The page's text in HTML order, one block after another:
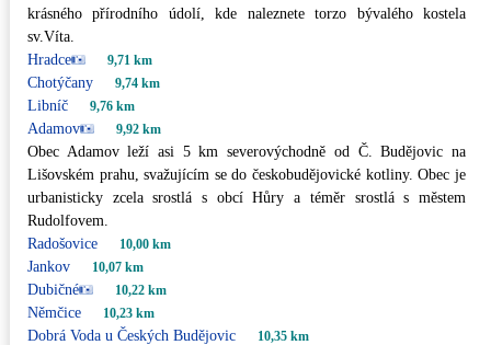
krásného přírodního údolí, kde naleznete torzo bývalého kostela
sv.Víta.
Hradce
9,71 km
Chotýčany 9,74 km
Libníč 9,76 km
Adamov 9,92 km
Obec Adamov leží asi 5 km severovýchodně od Č. Budějovic na
Lišovském prahu, svažujícím se do českobudějovické kotliny. Obec je
urbanisticky zcela srostlá s obcí Hůry a téměr srostlá s městem
Rudolfovem.
Radošovice
10,00 km
Jankov 10,07 km
Dubičné 10,22 km
Němčice 10,23 km
Dobrá Voda u Českých Budějovic 10,35 km